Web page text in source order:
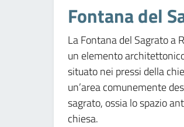
Fontana del
La Fontana del Sagrato a
un elemento
situato nei pressi della
un’area comunemente
sagrato, ossia lo spazio
chiesa.